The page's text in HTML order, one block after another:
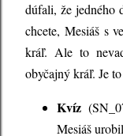
dúfali, že jedného
chcete, Mesiáš s
kráľ. Ale to
obyčajný kráľ. Je to
Kvíz
Mesiáš